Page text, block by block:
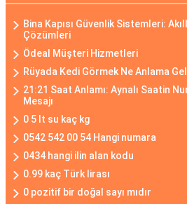
Bina Kapısı Güvenlik Sistemleri:
Çözümleri
Ödeal Müşteri Hizmetleri
Rüyada Kedi Görmek Ne Anlama
21:21 Saat Anlamı: Aynalı Saatin
Mesajı
0 5 lt su kaç kg
0542 542 00 54 Hangi numara
0434 hangi ilin alan kodu
0.99 kaç Türk lirası
0 pozitif bir doğal sayı mıdır